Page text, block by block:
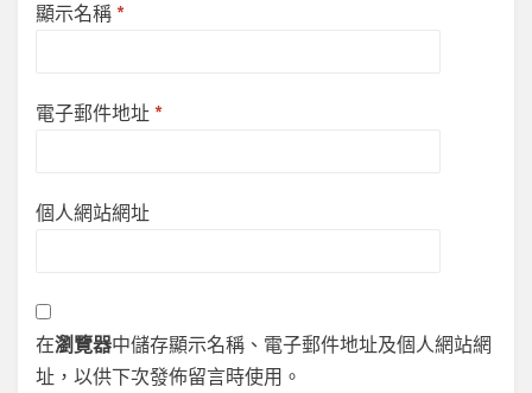
顯示名稱 *
電子郵件地址 *
個人網站網址
在瀏覽器中儲存顯示名稱、電子郵件地址及個人網站網
址，以供下次發佈留言時使用。